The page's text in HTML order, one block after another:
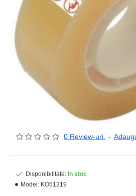
0 Review-uri. -
Disponibilitate: In stoc
Model: KO51319